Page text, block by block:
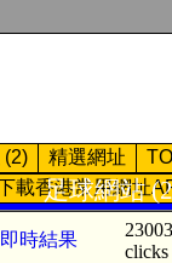
(2) 精選網址
載香港常用網址
足球網站
時結果
clicks